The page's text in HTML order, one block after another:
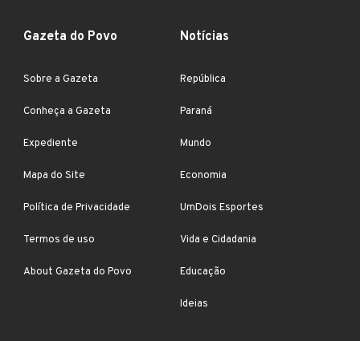
Gazeta do Povo
Sobre a Gazeta
Conheça a Gazeta
Expediente
Mapa do Site
Política de Privacidade
Termos de uso
About Gazeta do Povo
Notícias
República
Paraná
Mundo
Economia
UmDois Esportes
Vida e Cidadania
Educação
Ideias